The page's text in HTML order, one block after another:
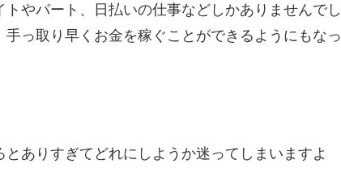
やパート、日払いの仕事などしかありませんでし
っ取り早くお金を稼ぐことができるようにもなっ
ありすぎてどれにしようか迷ってしまいますよ